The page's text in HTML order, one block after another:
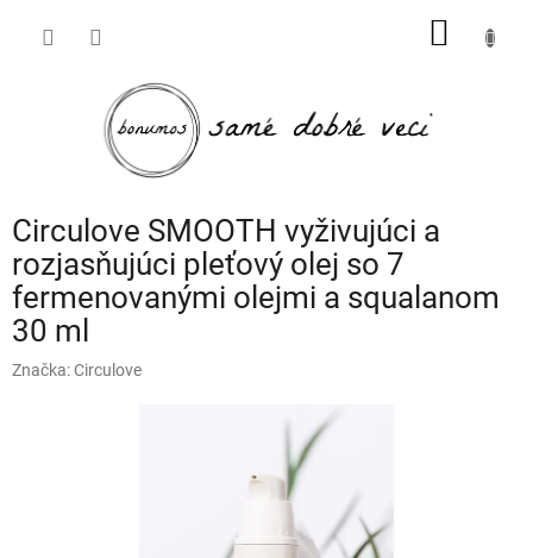
Circulove SMOOTH vyživujúci a
rozjasňujúci pleťový olej so 7
fermenovanými olejmi a squalanom
30 ml
Značka:Circulove